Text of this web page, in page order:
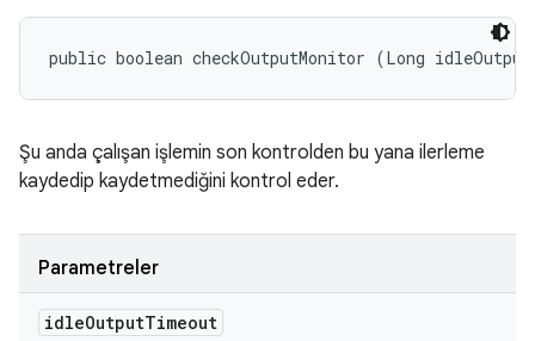
public boolean checkOutputMonitor (Long
Şu anda çalışan işlemin son kontrolden bu yana ilerleme
kaydedip kaydetmediğini kontrol eder.
Parametreler
idleOutputTimeout